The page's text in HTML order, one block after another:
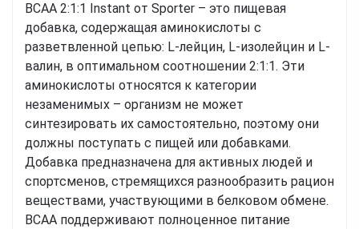
BCAA 2:1:1 Instant от Sporter – это пищевая
добавка, содержащая аминокислоты с
разветвленной цепью: L-лейцин, L-изолейцин и L-
валин, в оптимальном соотношении 2:1:1. Эти
аминокислоты относятся к категории
незаменимых – организм не может
синтезировать их самостоятельно, поэтому они
должны поступать с пищей или добавками.
Добавка предназначена для активных людей и
спортсменов, стремящихся разнообразить рацион
веществами, участвующими в белковом обмене.
BCAA поддерживают полноценное питание